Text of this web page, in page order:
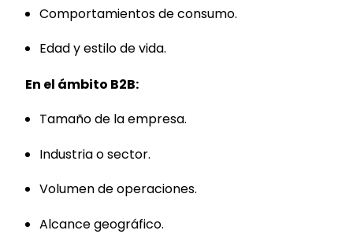
Comportamientos de consumo.
Edad y estilo de vida.
En el ámbito B2B:
Tamaño de la empresa.
Industria o sector.
Volumen de operaciones.
Alcance geográfico.